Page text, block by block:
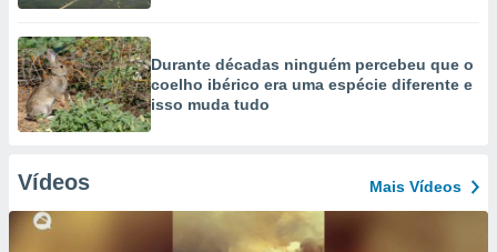
Durante décadas ninguém percebeu que o
coelho ibérico era uma espécie diferente e
isso muda tudo
Vídeos Mais Vídeos